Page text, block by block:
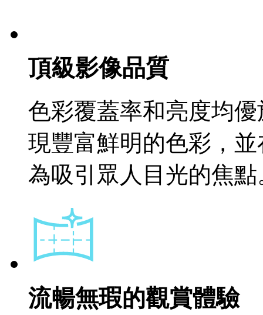
頂級影像品質
色彩覆蓋率和亮度均
現豐富鮮明的色彩，
為吸引眾人目光的焦點
流暢無瑕的觀賞體驗